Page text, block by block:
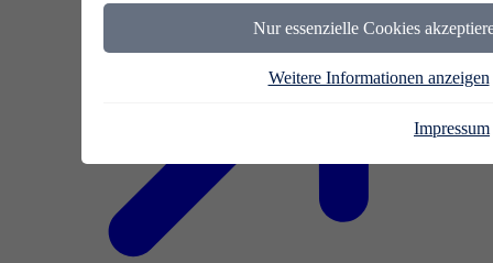
Nur essenzielle Cookies
Weitere Informationen anzeigen
Impressum